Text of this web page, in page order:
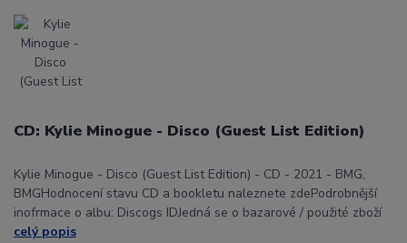
CD: Kylie Minogue - Disco (Guest List Edition)
Kylie Minogue - Disco (Guest List Edition) - CD - 2021 - BMG,
BMGHodnocení stavu CD a bookletu naleznete zdePodrobnější
inofrmace o albu: Discogs IDJedná se o bazarové / použité zboží
celý popis